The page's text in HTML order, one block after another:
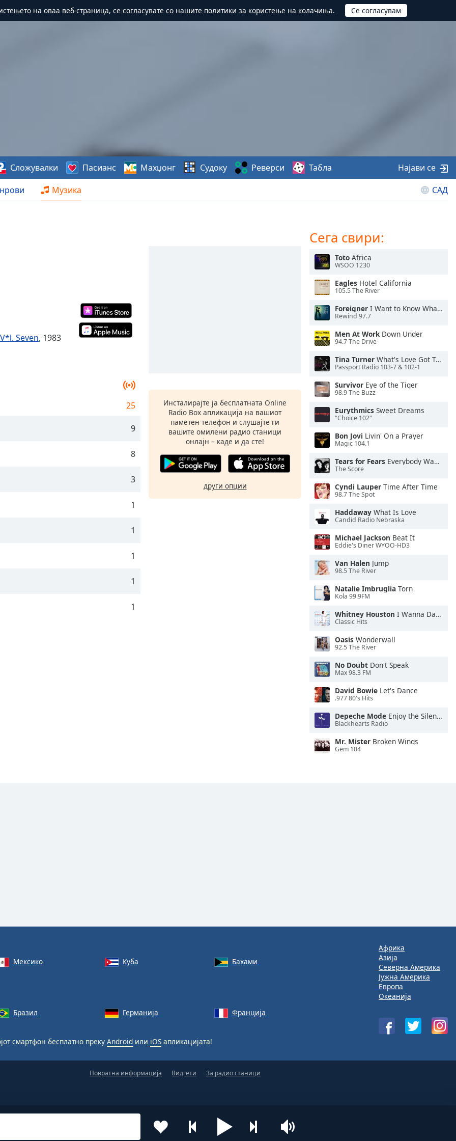
на оваа веб-страница, се согласувате со нашите политики за користење на колачиња.
Музика САД
Сложувалки Пасианс Махџонг Судоку Реверси Табла Најави се
Seven, 1983
25
9
8
3
1
1
1
1
1
Инсталирајте ја бесплатната Online
Radio Box апликација на вашиот
паметен телефон и слушајте ги
вашите омилени радио станици
онлајн – каде и да сте!
други опции
Сега свири:
Toto Africa
WSOO 1230
Eagles Hotel California
105.5 The River
Foreigner I Want to Know What Love Is
Rewind 97.7
Men At WorkDown Under
94.7 The Drive
Tina Turner What's Love Got To Do With It
Passport Radio 103-7 & 102-1
Survivor Eye of the Tiger
98.9 The Buzz
Eurythmics Sweet Dreams
"Choice 102"
Bon Jovi Livin' On a Prayer
Magic 104.1
Tears for Fears Everybody Wants To Rule the World
The Score
Cyndi Lauper Time After Time
98.7 The Spot
Haddaway What Is Love
Candid Radio Nebraska
Michael Jackson Beat It
Eddie's Diner WYOO-HD3
Van Halen Jump
98.5 The River
Natalie Imbruglia Torn
Kola 99.9FM
Whitney Houston I Wanna Dance With Somebody
Classic Hits
Oasis Wonderwall
92.5 The River
No Doubt Don't Speak
Max 98.3 FM
David Bowie Let's Dance
.977 80's Hits
Depeche Mode Enjoy the Silence
Blackhearts Radio
Mr. Mister Broken Wings
Gem 104
Мексико Куба
Бахами
Бразил Германија Франција
смартфон бесплатно преку Android или iOS апликацијата!
Африка
Азија
Северна Америка
Јужна Америка
Европа
Океанија
Повратна информација Видгети За радио станици